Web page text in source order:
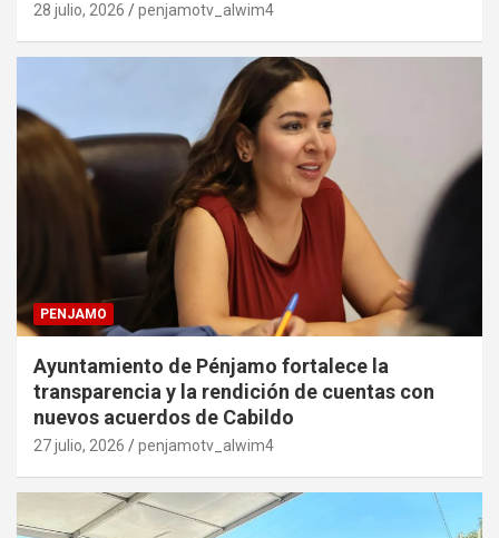
28 julio, 2026 penjamotv_alwim4
PENJAMO
Ayuntamiento de Pénjamo fortalece la
transparencia y la rendición de cuentas con
nuevos acuerdos de Cabildo
27 julio, 2026 penjamotv_alwim4